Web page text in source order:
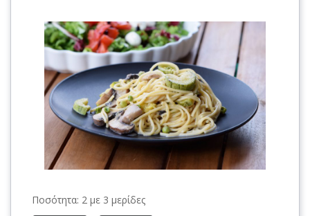
Ποσότητα: 2 με 3 μερίδες